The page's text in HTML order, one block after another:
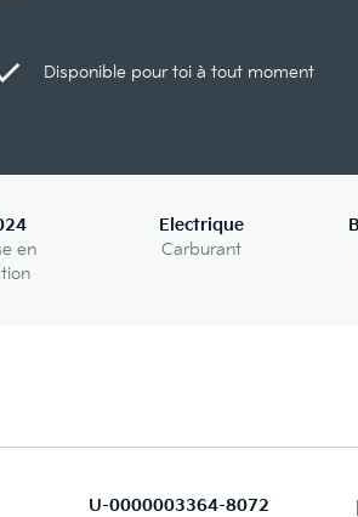
Disponible pour toi à tout moment
en
Electrique
Carburant
U-0000003364-8072